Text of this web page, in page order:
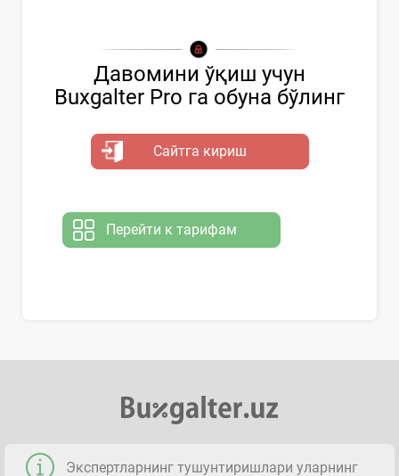
Давомини ўқиш учун
Buxgalter Pro га обуна бўлинг
Сайтга кириш
Перейти к тарифам
Экспертларнинг тушунтиришлари уларнинг